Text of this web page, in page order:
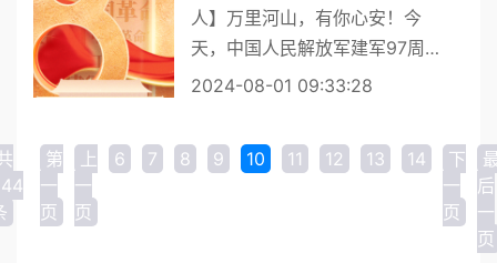
人】万里河山，有你心安！今
天，中国人民解放军建军97周
年，一起致敬中国军人！
2024-08-01 09:33:28
第
一
页
上
一
页
6 7 8 9 10 11 12 13 14
下
一
页
后
一
页